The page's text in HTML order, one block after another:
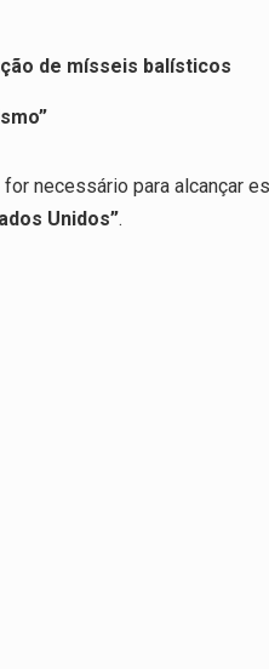
de mísseis balísticos
necessário para alcançar
Unidos”.